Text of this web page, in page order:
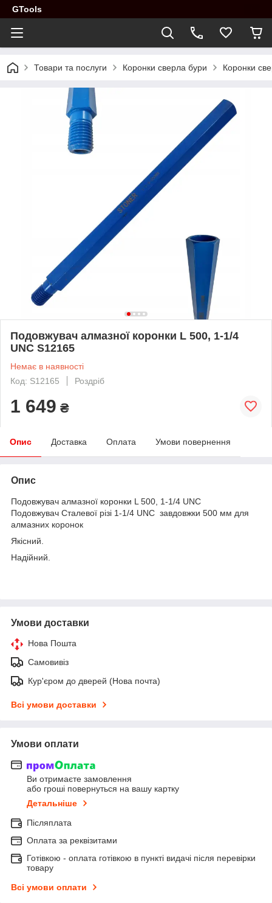
GTools
Товари та послуги Коронки сверла бури Коронки
Подовжувач алмазної коронки L 500, 1-1/4
UNC S12165
Немає в наявності
Код: S12165
Роздріб
1 649 ₴
Опис Доставка Оплата Умови повернення
Опис
Подовжувач алмазної коронки L 500, 1-1/4 UNC
Подовжувач Сталевої різі 1-1/4 UNC завдовжки 500 мм для
алмазних коронок
Якісний.
Надійний.
Умови доставки
Нова Пошта
Самовивіз
Кур'єром до дверей (Нова почта)
Всі умови доставки
Умови оплати
Ви отримаєте замовлення
або гроші повернуться на вашу картку
Детальніше
Післяплата
Оплата за реквізитами
Готівкою - оплата готівкою в пункті видачі після перевірки
товару
Всі умови оплати